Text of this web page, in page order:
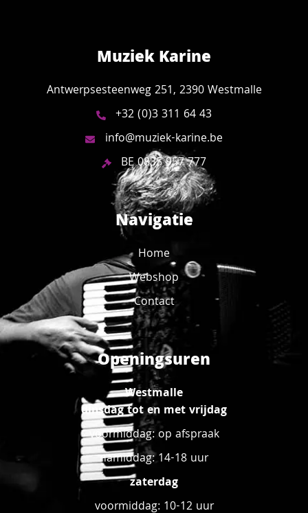
Muziek Karine
Antwerpsesteenweg 251, 2390 Westmalle
+32 (0)3 311 64 43
info@muziek-karine.be
BE 0835 957 777
Navigatie
Home
Webshop
Contact
Openingsuren
Westmalle
dinsdag tot en met vrijdag
voormiddag: op afspraak
namiddag: 14-18 uur
zaterdag
voormiddag: 10-12 uur